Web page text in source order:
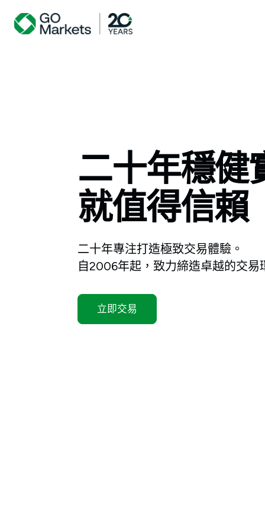
二十年穩健
就值得信賴
二十年專注打造極致交易體驗。
自2006年起，致力締造卓越的交易
立即交易